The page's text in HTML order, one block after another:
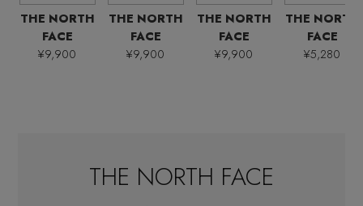
THE NORTH
FACE
¥9,900
THE NORTH
FACE
¥9,900
THE NORTH
FACE
¥9,900
THE NORTH
FACE
¥5,280
THE NORTH FACE